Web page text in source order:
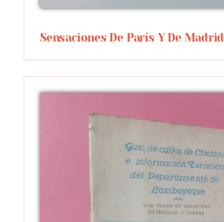
Sensaciones De París Y De Madrid